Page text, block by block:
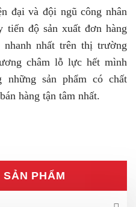
đại và đội ngũ công nhân
tiến độ sản xuất đơn hàng
nhanh nhất trên thị trường
châm lỗ lực hết mình
những sản phẩm có chất
hàng tận tâm nhất.
SẢN PHẨM